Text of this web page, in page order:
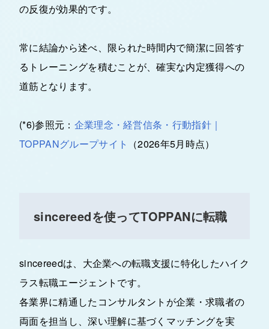
の反復が効果的です。
常に結論から述べ、限られた時間内で簡潔に回答す
るトレーニングを積むことが、確実な内定獲得への
道筋となります。
(*6)参照元： 企業理念・経営信条・行動指針｜
TOPPANグループサイト
（2026年5月時点）
sincereedを使ってTOPPANに転職
sincereedは、大企業への転職支援に特化したハイク
ラス転職エージェントです。
各業界に精通したコンサルタントが企業・求職者の
両面を担当し、深い理解に基づくマッチングを実